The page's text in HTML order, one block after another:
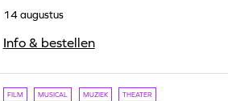
14 augustus
Info & bestellen
FILM MUSICAL MUZIEK THEATER